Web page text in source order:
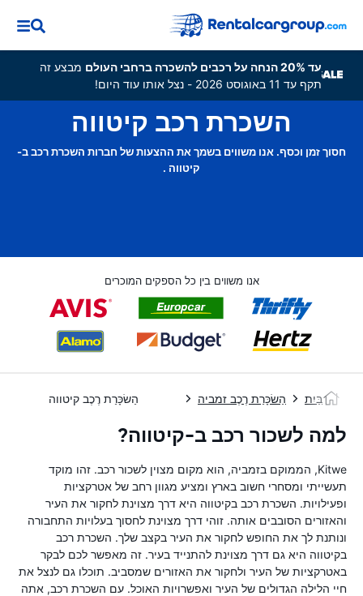
עד 20% הנחה על רכבים להשכרה ברחבי העולם
מבצע זה
תקף עד 11 באוגוסט 2026 - נצל אותו עוד היום!
השכרת רכב קיטווה
חסוך זמן וכסף. אנו משווים בשמך את ההצעות של חברות השכרת רכב ב-
קיטווה .
אנו משווים בין כל הספקים המוכרים
בַּיִת הַשׂכָּרַת רֶכֶב זמביה הַשׂכָּרַת רֶכֶב קיטווה
למה לשכור רכב ב-קיטווה?
Kitwe, הממוקם בזמביה, הוא מקום מצוין לשכור רכב. זהו מוקד
תעשייתי ומסחרי חשוב בארץ ומציע מגוון רחב של אטרקציות
ופעילויות. השכרת רכב בקיטווה היא דרך מצוינת לחקור את העיר
והאזורים הסובבים אותה. זוהי דרך מצוינת לחסוך בעלויות התחבורה
ונותנת לך את החופש לחקור את העיר בקצב שלך. השכרת רכב
בקיטווה היא גם דרך מצוינת להתנייד בעיר. זה מאפשר לכם לבקר
באטרקציות של העיר ולחקור את האזורים שמסביב. תוכלו גם לנצל את
חיי הלילה הגדולים של העיר ואפשרויות האוכל. עם השכרת רכב, אתה